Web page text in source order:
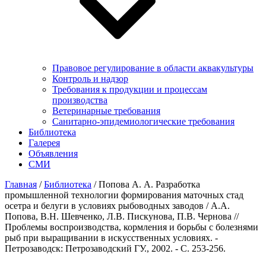
Правовое регулирование в области аквакультуры
Контроль и надзор
Требования к продукции и процессам
производства
Ветеринарные требования
Санитарно-эпидемиологические требования
Библиотека
Галерея
Объявления
СМИ
Главная /Библиотека /Попова А. А. Разработка
промышленной технологии формирования маточных стад
осетра и белуги в условиях рыбоводных заводов / А.А.
Попова, В.Н. Шевченко, Л.В. Пискунова, П.В. Чернова //
Проблемы воспроизводства, кормления и борьбы с болезнями
рыб при выращивании в искусственных условиях. -
Петрозаводск: Петрозаводский ГУ., 2002. - С. 253-256.